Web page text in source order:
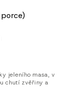
jeleního masa, v
chutí zvěřiny a